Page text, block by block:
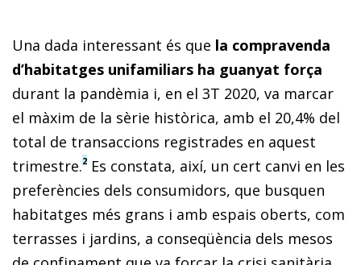
Una dada interessant és que la compravenda
d’habitatges unifamiliars ha guanyat força
durant la pandèmia i, en el 3T 2020, va marcar
el màxim de la sèrie històrica, amb el 20,4% del
total de transaccions registrades en aquest
trimestre.2 Es constata, així, un cert canvi en les
preferències dels consumidors, que busquen
habitatges més grans i amb espais oberts, com
terrasses i jardins, a conseqüència dels mesos